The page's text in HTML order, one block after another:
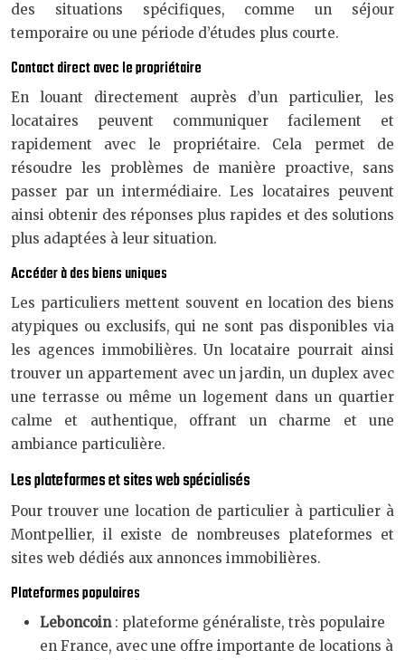
des situations spécifiques, comme un séjour
temporaire ou une période d’études plus courte.
Contact direct avec le propriétaire
En louant directement auprès d’un particulier, les
locataires peuvent communiquer facilement et
rapidement avec le propriétaire. Cela permet de
résoudre les problèmes de manière proactive, sans
passer par un intermédiaire. Les locataires peuvent
ainsi obtenir des réponses plus rapides et des solutions
plus adaptées à leur situation.
Accéder à des biens uniques
Les particuliers mettent souvent en location des biens
atypiques ou exclusifs, qui ne sont pas disponibles via
les agences immobilières. Un locataire pourrait ainsi
trouver un appartement avec un jardin, un duplex avec
une terrasse ou même un logement dans un quartier
calme et authentique, offrant un charme et une
ambiance particulière.
Les plateformes et sites web spécialisés
Pour trouver une location de particulier à particulier à
Montpellier, il existe de nombreuses plateformes et
sites web dédiés aux annonces immobilières.
Plateformes populaires
Leboncoin : plateforme généraliste, très populaire
en France, avec une offre importante de locations à